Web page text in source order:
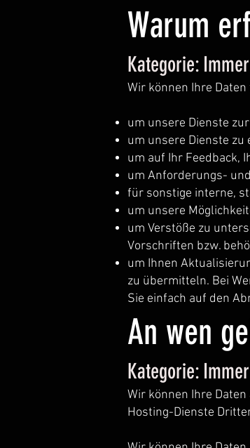
Warum
Kategorie: Immer
Wir können Ihre
um unsere Dienste
um unsere Dienste
um auf Ihr Feedback,
um Anforderungs-
für sonstige interne,
um unsere
um Verstöße zu
Vorschriften bzw.
um Ihnen
zu übermitteln. Bei
Sie einfach auf den
An wen
Kategorie: Immer
Wir können Ihre
Hosting-Dienste